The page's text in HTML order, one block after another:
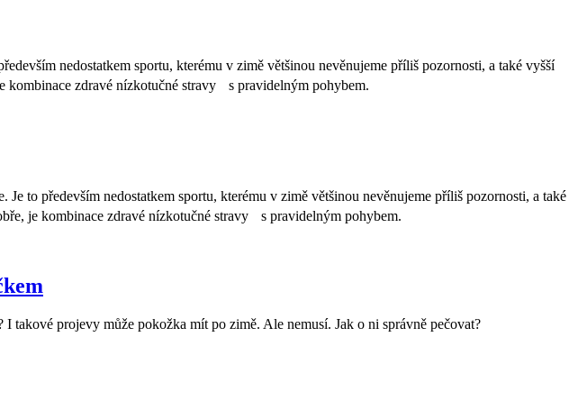
nedostatkem sportu, kterému v zimě většinou nevěnujeme příliš pozornosti, a také vyšší
kombinace zdravé nízkotučné stravy s pravidelným pohybem.
to především nedostatkem sportu, kterému v zimě většinou nevěnujeme příliš pozornosti, a také
je kombinace zdravé nízkotučné stravy s pravidelným pohybem.
takové projevy může pokožka mít po zimě. Ale nemusí. Jak o ni správně pečovat?